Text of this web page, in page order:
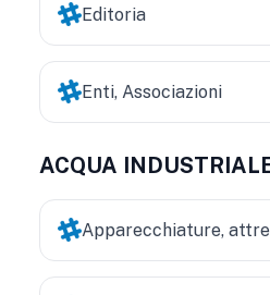
Editoria
Enti, Associazioni
ACQUA
Apparecchiature,